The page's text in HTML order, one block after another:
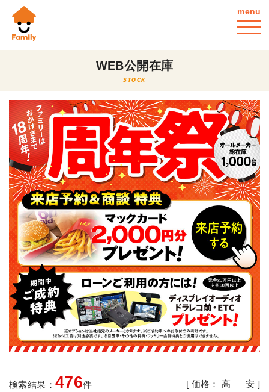
menu
WEB公開在庫
STOCK
検索結果： 476件 [ 価格：高 ｜ 安 ]